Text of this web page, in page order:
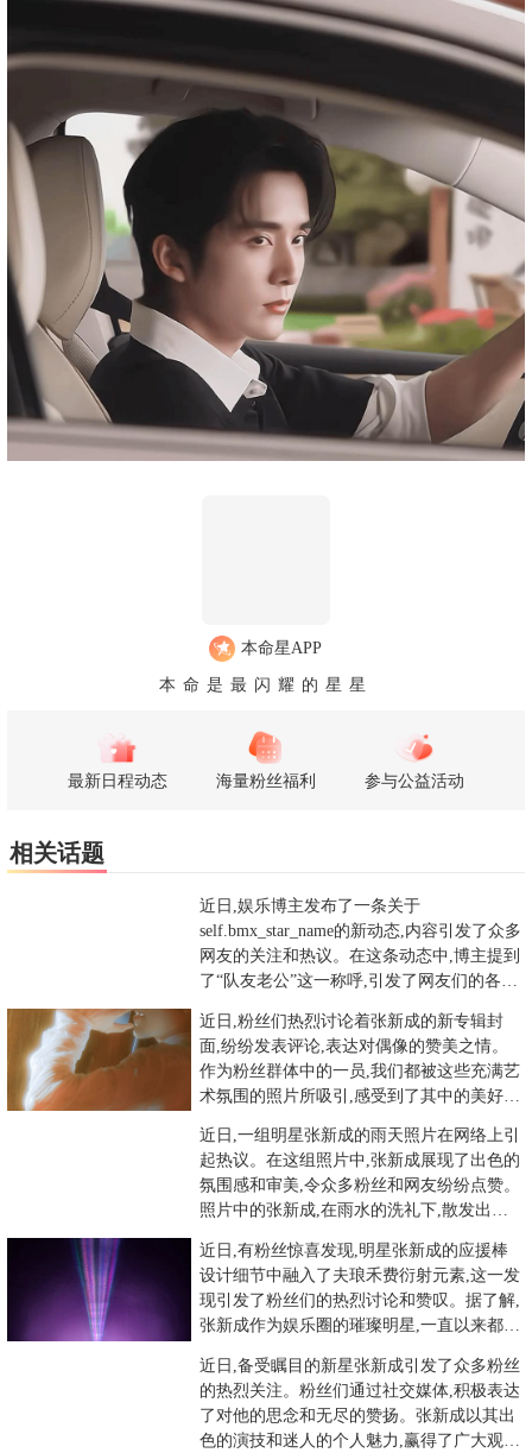
本命星APP
本命是最闪耀的星星
最新日程动态 海量粉丝福利 参与公益活动
相关话题
近日,娱乐博主发布了一条关于
self.bmx_star_name的新动态,内容引发了众多
网友的关注和热议。在这条动态中,博主提到
了“队友老公”这一称呼,引发了网友们的各种
近日,粉丝们热烈讨论着张新成的新专辑封
面,纷纷发表评论,表达对偶像的赞美之情。
作为粉丝群体中的一员,我们都被这些充满艺
术氛围的照片所吸引,感受到了其中的美好与
近日,一组明星张新成的雨天照片在网络上引
起热议。在这组照片中,张新成展现了出色的
氛围感和审美,令众多粉丝和网友纷纷点赞。
照片中的张新成,在雨水的洗礼下,散发出别
近日,有粉丝惊喜发现,明星张新成的应援棒
设计细节中融入了夫琅禾费衍射元素,这一发
现引发了粉丝们的热烈讨论和赞叹。据了解,
张新成作为娱乐圈的璀璨明星,一直以来都深
近日,备受瞩目的新星张新成引发了众多粉丝
的热烈关注。粉丝们通过社交媒体,积极表达
了对他的思念和无尽的赞扬。张新成以其出
色的演技和迷人的个人魅力,赢得了广大观众